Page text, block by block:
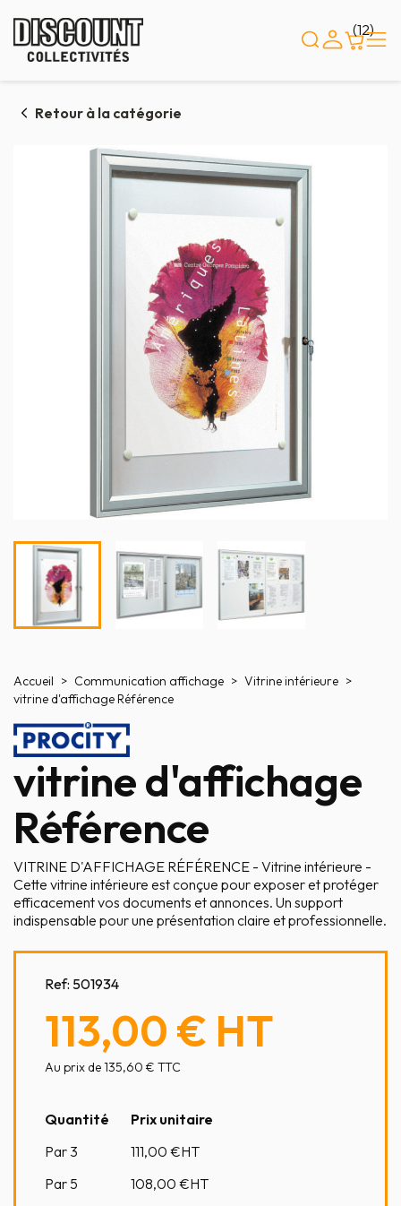
(12)
Retour à la catégorie
Accueil Communication affichage
Vitrine intérieure
vitrine d'affichage Référence
vitrine d'affichage
Référence
VITRINE D'AFFICHAGE RÉFÉRENCE - Vitrine intérieure -
Cette vitrine intérieure est conçue pour exposer et protéger
efficacement vos documents et annonces. Un support
indispensable pour une présentation claire et professionnelle.
Ref: 501934
113,00 € HT
Au prix de 135,60 € TTC
Quantité
Prix unitaire
Par 3
111,00 €HT
Par 5
108,00 €HT